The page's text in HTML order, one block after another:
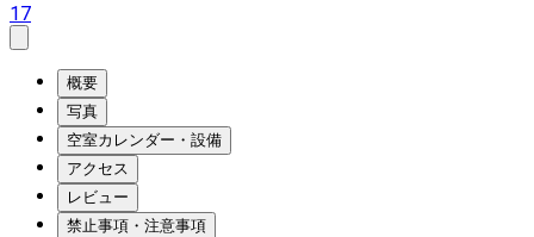
17
概要
写真
空室カレンダー・設備
アクセス
レビュー
禁止事項・注意事項